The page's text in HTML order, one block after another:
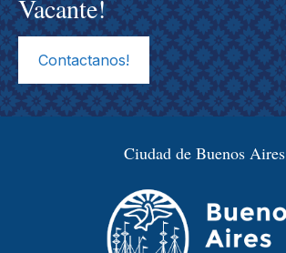
Vacante!
Contactanos!
Ciudad de Buenos Aires